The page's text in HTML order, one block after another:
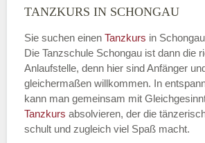
TANZKURS IN SCHONGAU
Sie suchen einen Tanzkurs in
Die Tanzschule Schongau ist dann die
Anlaufstelle, denn hier sind Anfänger
gleichermaßen willkommen. In
kann man gemeinsam mit
Tanzkurs absolvieren, der die
schult und zugleich viel Spaß macht.